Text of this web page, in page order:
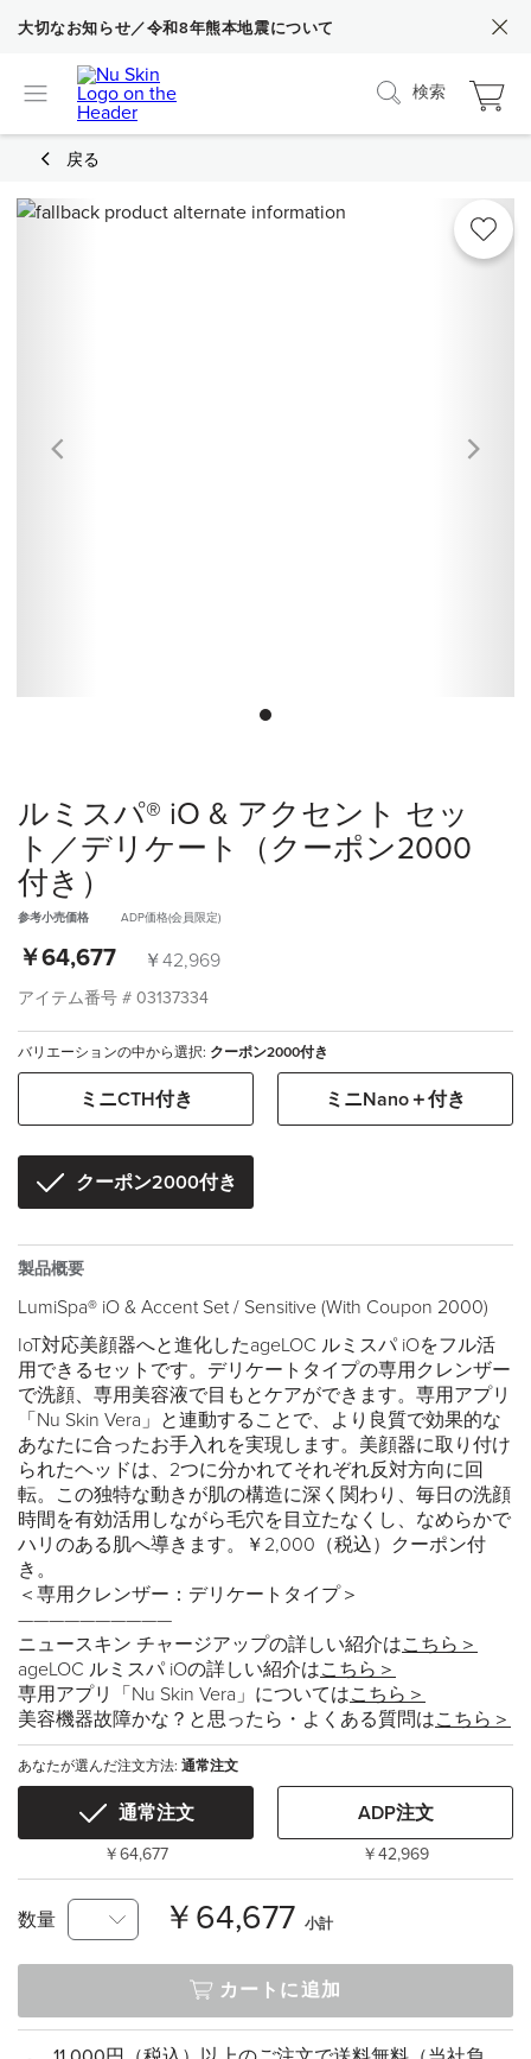
大切なお知らせ／令和8年熊本地震について
検索
戻る
ルミスパ® iO & アクセント セッ
ト／デリケート（クーポン2000
付き）
参考小売価格
￥64,677
ADP価格(会員限定)
￥42,969
アイテム番号 # 03137334
バリエーションの中から選択: クーポン2000付き
ミニCTH付き ミニNano＋付き
クーポン2000付き
製品概要
LumiSpa® iO & Accent Set / Sensitive (With Coupon 2000)
IoT対応美顔器へと進化したageLOC ルミスパ iOをフル活
用できるセットです。デリケートタイプの専用クレンザー
で洗顔、専用美容液で目もとケアができます。専用アプリ
「Nu Skin Vera」と連動することで、より良質で効果的な
あなたに合ったお手入れを実現します。美顔器に取り付け
られたヘッドは、2つに分かれてそれぞれ反対方向に回
転。この独特な動きが肌の構造に深く関わり、毎日の洗顔
時間を有効活用しながら毛穴を目立たなくし、なめらかで
ハリのある肌へ導きます。￥2,000（税込）クーポン付
き。
＜専用クレンザー：デリケートタイプ＞
——————————
ニュースキン チャージアップの詳しい紹介はこちら＞
ageLOC ルミスパ iOの詳しい紹介はこちら＞
専用アプリ「Nu Skin Vera」についてはこちら＞
美容機器故障かな？と思ったら・よくある質問はこちら＞
あなたが選んだ注文方法: 通常注文
通常注文
￥64,677
ADP注文
￥42,969
数量 ￥64,677 小計
カートに追加